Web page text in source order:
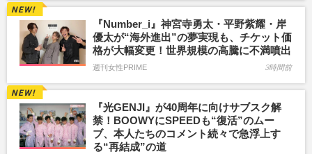
『Number_i』神宮寺勇太・平野紫耀・岸
優太が“海外進出”の夢実現も、チケット価
格が大幅変更！世界規模の高騰に不満噴出
週刊女性PRIME 3時間前
『光GENJI』が40周年に向けサブスク解
禁！BOOWYにSPEEDも“復活”のムー
ブ、本人たちのコメント続々で急浮上す
る“再結成”の道